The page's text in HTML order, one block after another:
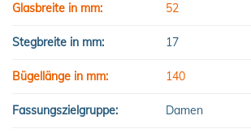
Glasbreite in mm: 52
Stegbreite in mm: 17
Bügellänge in mm: 140
Fassungszielgruppe: Damen